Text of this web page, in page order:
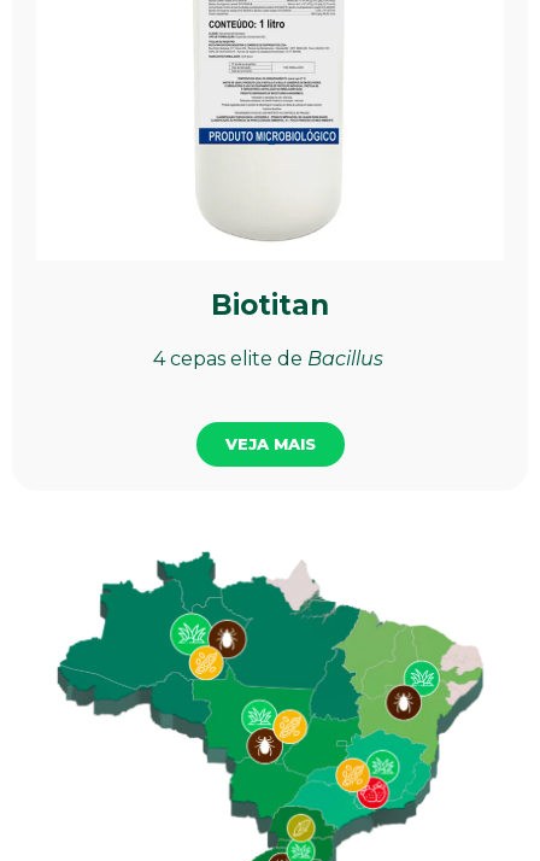
Biotitan
4 cepas elite de Bacillus
VEJA MAIS